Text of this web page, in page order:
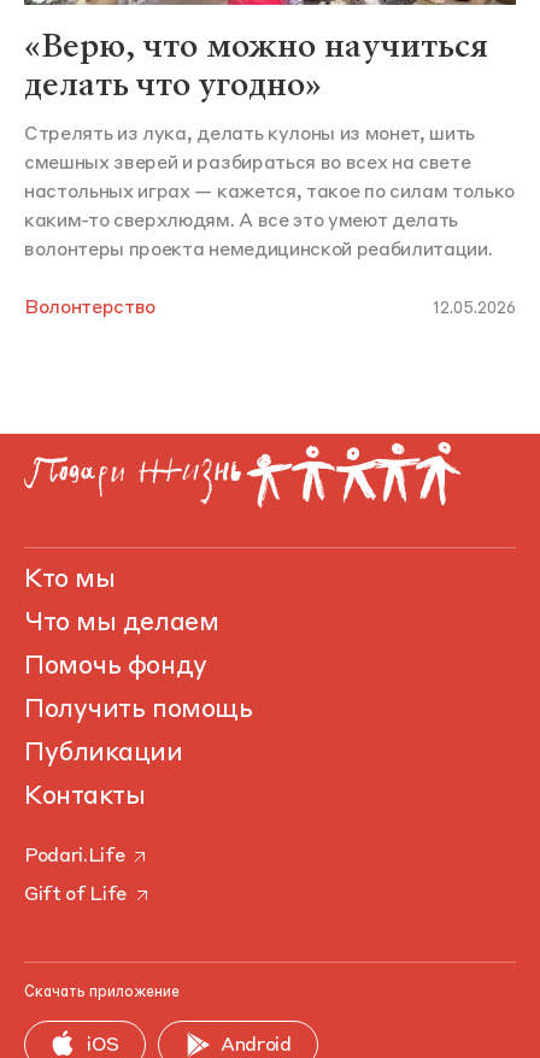
«Верю, что можно научиться
делать что угодно»
Стрелять из лука, делать кулоны из монет, шить
смешных зверей и разбираться во всех на свете
настольных играх — кажется, такое по силам только
каким-то сверхлюдям. А все это умеют делать
волонтеры проекта немедицинской реабилитации.
Волонтерство 12.05.2026
Кто мы
Что мы делаем
Помочь фонду
Получить помощь
Публикации
Контакты
Podari.Life
Gift of Life
Скачать приложение
iOS Android